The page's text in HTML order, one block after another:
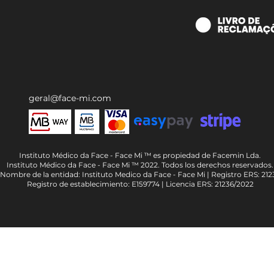
geral@face-mi.com
Instituto Médico da Face - Face Mi ™ es propiedad de Facemin Lda.
Instituto Médico da Face - Face Mi ™ 2022. Todos los derechos reservados.
Nombre de la entidad: Instituto Medico da Face - Face Mi | Registro ERS:
Registro de establecimiento: E159774 | Licencia ERS: 21236/2022